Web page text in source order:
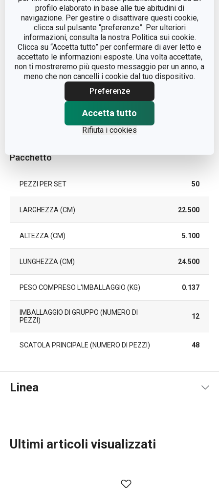
profilo elaborato in base alle tue abitudini di
navigazione. Per gestire o disattivare questi cookie,
clicca sul pulsante “preferenze”. Per ulteriori
informazioni, consulta la nostra Politica sui cookie.
Clicca su “Accetta tutto” per confermare di aver letto e
accettato le informazioni esposte. Una volta accettate,
non ti mostreremo più questo messaggio per un anno, a
meno che non cancelli i cookie dal tuo dispositivo.
Preferenze
Accetta tutto
Rifiuta i cookies
LINEA DI PRODOTTO DELÍCIA
MATERIALE
cellulosa con trattamento
superficiale
COLORE Marrone
GARANZIA (IN ANNI)
Pacchetto
PEZZI PER SET 50
LARGHEZZA (CM) 22.500
ALTEZZA (CM) 5.100
LUNGHEZZA (CM) 24.500
PESO COMPRESO L'IMBALLAGGIO (KG) 0.137
IMBALLAGGIO DI GRUPPO (NUMERO DI
PEZZI)
12
SCATOLA PRINCIPALE (NUMERO DI PEZZI) 48
Linea
Ultimi articoli visualizzati